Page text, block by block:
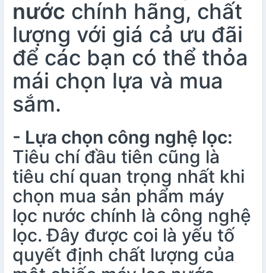
nước chính hãng, chất
lượng với giá cả ưu đãi
để các bạn có thể thỏa
mái chọn lựa và mua
sắm.
- Lựa chọn công nghệ lọc:
Tiêu chí đầu tiên cũng là
tiêu chí quan trọng nhất khi
chọn mua sản phẩm máy
lọc nước chính là công nghệ
lọc. Đây được coi là yếu tố
quyết định chất lượng của